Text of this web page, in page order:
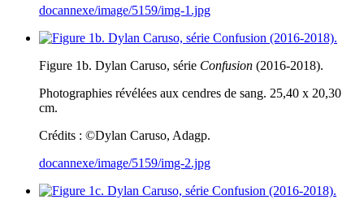
docannexe/image/5159/img-1.jpg
Figure 1b. Dylan Caruso, série Confusion (2016-2018).
Photographies révélées aux cendres de sang. 25,40 x 20,30
cm.
Crédits : ©Dylan Caruso, Adagp.
docannexe/image/5159/img-2.jpg